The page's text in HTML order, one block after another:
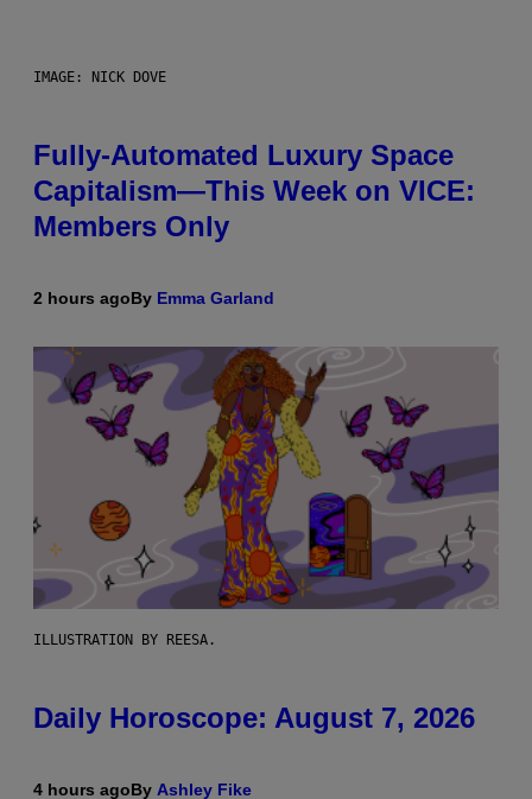
IMAGE: NICK DOVE
Fully-Automated Luxury Space
Capitalism—This Week on VICE:
Members Only
2 hours agoBy Emma Garland
ILLUSTRATION BY REESA.
Daily Horoscope: August 7, 2026
4 hours agoBy Ashley Fike